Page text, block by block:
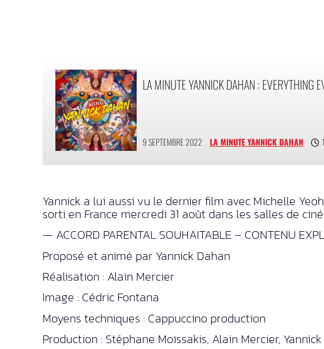
LA MINUTE YANNICK DAHAN : EVERYTHING
9 SEPTEMBRE 2022 LA MINUTE YANNICK DAHAN
Yannick a lui aussi vu le dernier film avec Michelle Yeoh
sorti en France mercredi 31 août dans les salles de
— ACCORD PARENTAL SOUHAITABLE – CONTENU
Proposé et animé par Yannick Dahan
Réalisation : Alain Mercier
Image : Cédric Fontana
Moyens techniques : Cappuccino production
Production : Stéphane Moïssakis, Alain Mercier,